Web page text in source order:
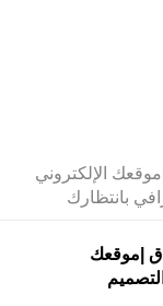
الإلكتروني
بانتظارك
|موقعك